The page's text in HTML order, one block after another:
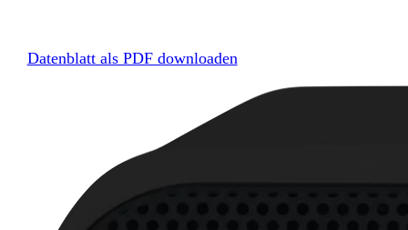
Datenblatt als PDF downloaden